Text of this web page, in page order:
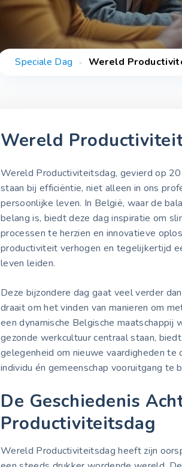
Speciale Dag Wereld
Wereld
Wereld Productiviteitsdag, gevierd op
staan bij efficiëntie, niet alleen in ons
persoonlijke leven. In België, waar de
belang is, biedt deze dag inspiratie om
processen te herzien en innovatieve
productiviteit verhogen en tegelijkertijd
leven leiden.
Deze bijzondere dag gaat veel verder
draait om het vinden van manieren om
een dynamische Belgische maatschappij
gezonde werkcultuur centraal staan,
gelegenheid om nieuwe vaardigheden te
individu én gemeenschap vooruitgang te
De Geschiedenis
Productiviteitsdag
Wereld Productiviteitsdag heeft zijn